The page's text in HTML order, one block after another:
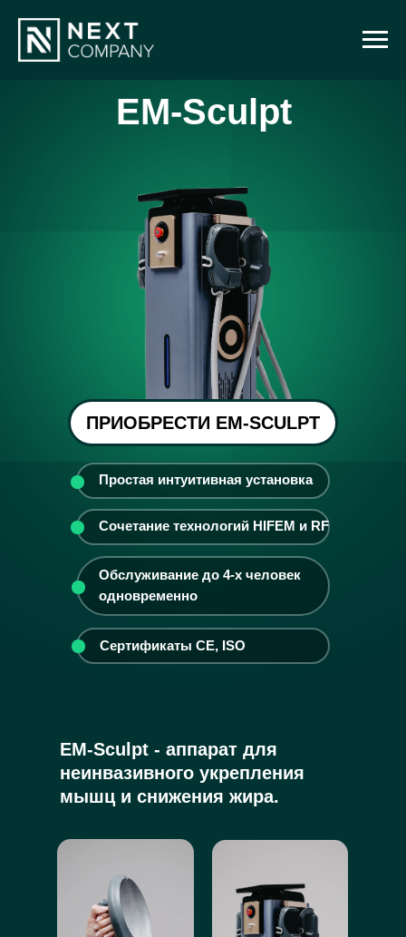
EM-Sculpt
Сочетание технологий HIFEM и RF
Обслуживание до 4-х человек
одновременно
Простая интуитивная установка
Сертификаты CE, ISO
ПРИОБРЕСТИ EM-SCULPT
EM-Sculpt - аппарат для
неинвазивного укрепления
мышц и снижения жира.